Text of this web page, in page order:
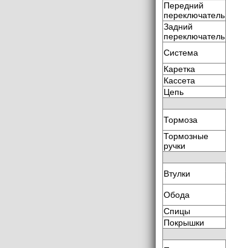
Передний
переключатель
Задний
переключатель
Система
Каретка
Кассета
Цепь
Тормоза
Тормозные
ручки
Втулки
Обода
Спицы
Покрышки